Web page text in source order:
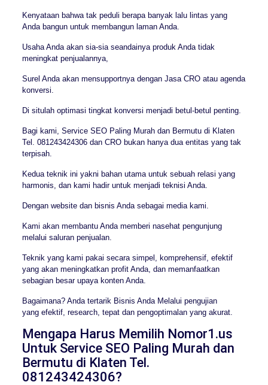
Kenyataan bahwa tak peduli berapa banyak lalu lintas yang
Anda bangun untuk membangun laman Anda.
Usaha Anda akan sia-sia seandainya produk Anda tidak
meningkat penjualannya,
Surel Anda akan mensupportnya dengan Jasa CRO atau agenda
konversi.
Di situlah optimasi tingkat konversi menjadi betul-betul penting.
Bagi kami, Service SEO Paling Murah dan Bermutu di Klaten
Tel. 081243424306 dan CRO bukan hanya dua entitas yang tak
terpisah.
Kedua teknik ini yakni bahan utama untuk sebuah relasi yang
harmonis, dan kami hadir untuk menjadi teknisi Anda.
Dengan website dan bisnis Anda sebagai media kami.
Kami akan membantu Anda memberi nasehat pengunjung
melalui saluran penjualan.
Teknik yang kami pakai secara simpel, komprehensif, efektif
yang akan meningkatkan profit Anda, dan memanfaatkan
sebagian besar upaya konten Anda.
Bagaimana? Anda tertarik Bisnis Anda Melalui pengujian
yang efektif, research, tepat dan pengoptimalan yang akurat.
Mengapa Harus Memilih Nomor1.us
Untuk Service SEO Paling Murah dan
Bermutu di Klaten Tel.
081243424306?